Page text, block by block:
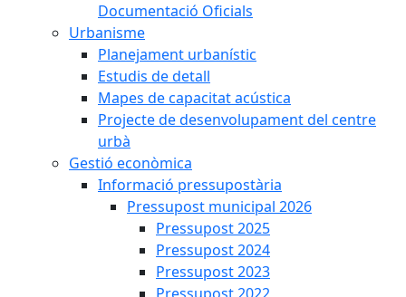
Documentació Oficials
Urbanisme
Planejament urbanístic
Estudis de detall
Mapes de capacitat acústica
Projecte de desenvolupament del centre
urbà
Gestió econòmica
Informació pressupostària
Pressupost municipal 2026
Pressupost 2025
Pressupost 2024
Pressupost 2023